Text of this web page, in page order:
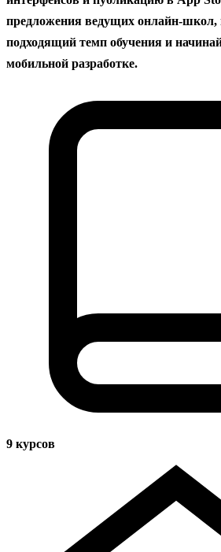
предложения ведущих онлайн-школ,
подходящий темп обучения и
мобильной разработке.
9 курсов